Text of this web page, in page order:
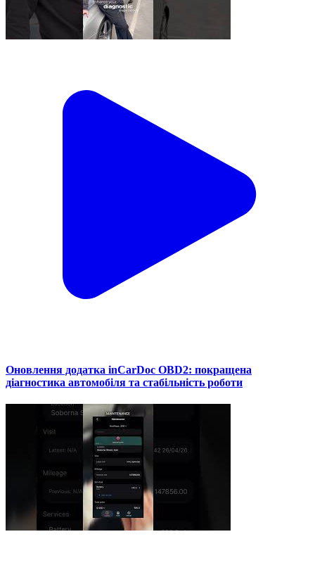
Оновлення додатка inCarDoc OBD2: покращена
діагностика автомобіля та стабільність роботи